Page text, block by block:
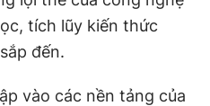
tích lũy kiến thức
đến.
vào các nền tảng của